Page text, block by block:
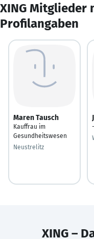
XING Mitglieder
Profilangaben
Maren Tausch
Kauffrau im
Gesundheitswesen
Neustrelitz
XING –